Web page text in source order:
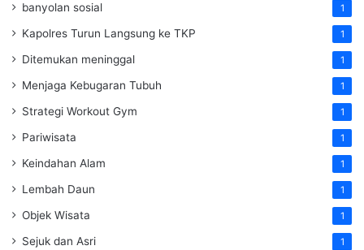
banyolan sosial 1
Kapolres Turun Langsung ke TKP 1
Ditemukan meninggal 1
Menjaga Kebugaran Tubuh 1
Strategi Workout Gym 1
Pariwisata 1
Keindahan Alam 1
Lembah Daun 1
Objek Wisata 1
Sejuk dan Asri 1